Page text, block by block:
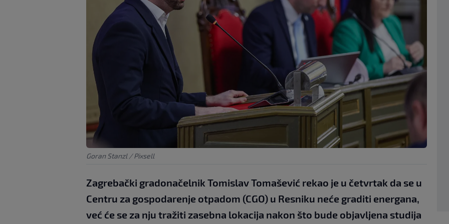
Goran Stanzl / Pixsell
Zagrebački gradonačelnik Tomislav Tomašević rekao je u četvrtak da se u
Centru za gospodarenje otpadom (CGO) u Resniku neće graditi energana,
već će se za nju tražiti zasebna lokacija nakon što bude objavljena studija